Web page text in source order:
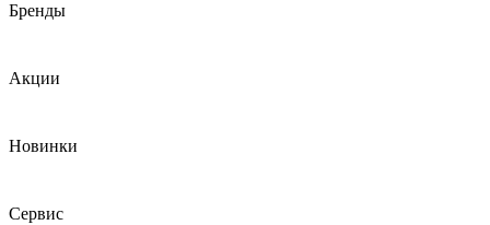
Бренды
Акции
Новинки
Сервис